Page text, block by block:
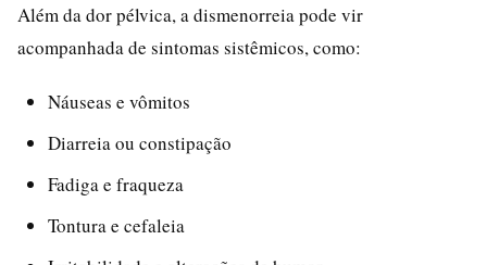
Além da dor pélvica, a dismenorreia pode vir
acompanhada de sintomas sistêmicos, como:
Náuseas e vômitos
Diarreia ou constipação
Fadiga e fraqueza
Tontura e cefaleia